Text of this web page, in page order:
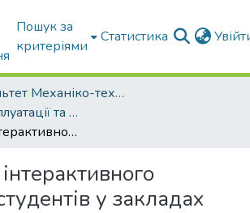
Пошук за
критеріями
Статистика
Факультет Механіко-технологічний
Кафедра Експлуатації та технічного сервісу машин
Принципи інтерактивного навчання студентів у закладах вищої освіти
у закладах